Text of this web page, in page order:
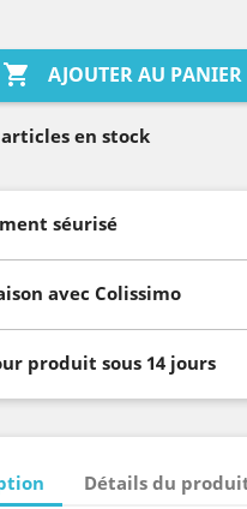
 AJOUTER AU PANIER
en stock
séurisé
avec Colissimo
produit sous 14 jours
Détails du